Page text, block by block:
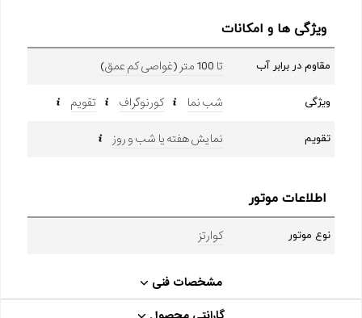
ویژگی ها و امکانات
مقاوم در برابر آب تا 100 متر (غواصی کم عمق)
ویژگی شب نما کورنوگراف تقویم
تقویم نمایش هفته یا شب و روز
اطلاعات موتور
نوع موتور کوارتز
مشخصات فنی